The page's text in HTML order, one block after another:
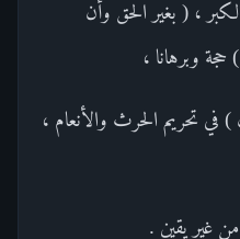
، ( بغير الحق وأن
حجة وبرهانا ،
) في تحريم الحرث والأنعام ،
غير يقين .